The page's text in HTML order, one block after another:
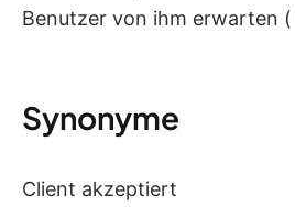
Benutzer von ihm erwarten (
Synonyme
Client akzeptiert